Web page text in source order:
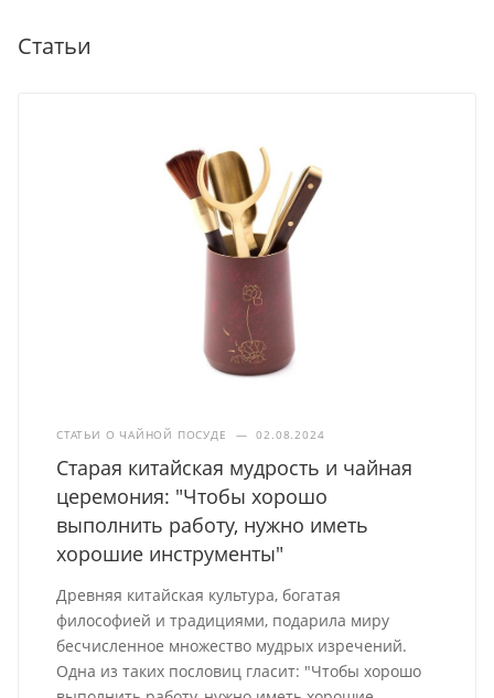
Статьи
СТАТЬИ О ЧАЙНОЙ ПОСУДЕ — 02.08.2024
Старая китайская мудрость и чайная
церемония: "Чтобы хорошо
выполнить работу, нужно иметь
хорошие инструменты"
Древняя китайская культура, богатая
философией и традициями, подарила миру
бесчисленное множество мудрых изречений.
Одна из таких пословиц гласит: "Чтобы хорошо